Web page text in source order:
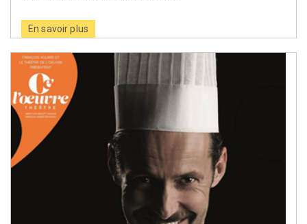
En savoir plus